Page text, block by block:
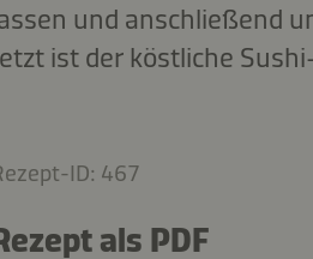
und anschließend
ist der köstliche
ID: 467
als PDF